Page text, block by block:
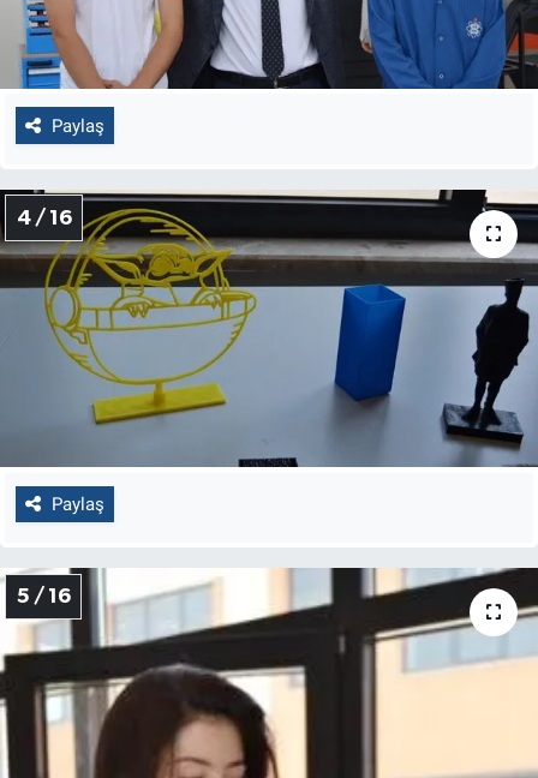
Paylaş
4 / 16
Paylaş
5 / 16